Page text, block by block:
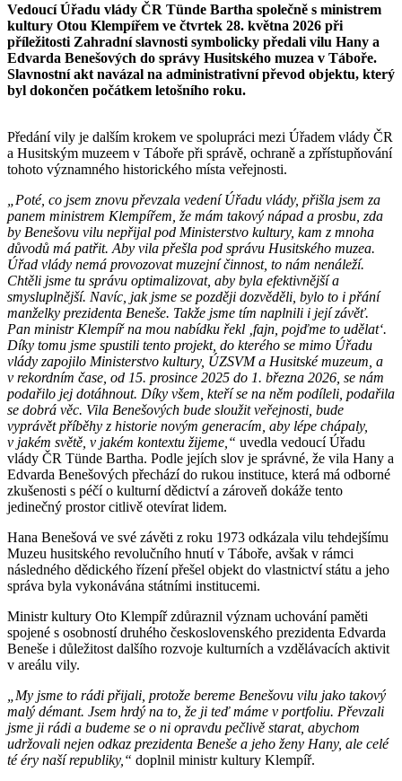
Vedoucí Úřadu vlády ČR Tünde Bartha společně s ministrem
kultury Otou Klempířem ve čtvrtek 28. května 2026 při
příležitosti Zahradní slavnosti symbolicky předali vilu Hany a
Edvarda Benešových do správy Husitského muzea v Táboře.
Slavnostní akt navázal na administrativní převod objektu, který
byl dokončen počátkem letošního roku.
Předání vily je dalším krokem ve spolupráci mezi Úřadem vlády ČR
a Husitským muzeem v Táboře při správě, ochraně a zpřístupňování
tohoto významného historického místa veřejnosti.
„Poté, co jsem znovu převzala vedení Úřadu vlády, přišla jsem za
panem ministrem Klempířem, že mám takový nápad a prosbu, zda
by Benešovu vilu nepřijal pod Ministerstvo kultury, kam z mnoha
důvodů má patřit. Aby vila přešla pod správu Husitského muzea.
Úřad vlády nemá provozovat muzejní činnost, to nám nenáleží.
Chtěli jsme tu správu optimalizovat, aby byla efektivnější a
smysluplnější. Navíc, jak jsme se později dozvěděli, bylo to i přání
manželky prezidenta Beneše. Takže jsme tím naplnili i její závěť.
Pan ministr Klempíř na mou nabídku řekl ‚fajn, pojďme to udělat‘.
Díky tomu jsme spustili tento projekt, do kterého se mimo Úřadu
vlády zapojilo Ministerstvo kultury, ÚZSVM a Husitské muzeum, a
v rekordním čase, od 15. prosince 2025 do 1. března 2026, se nám
podařilo jej dotáhnout. Díky všem, kteří se na něm podíleli, podařila
se dobrá věc. Vila Benešových bude sloužit veřejnosti, bude
vyprávět příběhy z historie novým generacím, aby lépe chápaly,
v jakém světě, v jakém kontextu žijeme,“ uvedla vedoucí Úřadu
vlády ČR Tünde Bartha. Podle jejích slov je správné, že vila Hany a
Edvarda Benešových přechází do rukou instituce, která má odborné
zkušenosti s péčí o kulturní dědictví a zároveň dokáže tento
jedinečný prostor citlivě otevírat lidem.
Hana Benešová ve své závěti z roku 1973 odkázala vilu tehdejšímu
Muzeu husitského revolučního hnutí v Táboře, avšak v rámci
následného dědického řízení přešel objekt do vlastnictví státu a jeho
správa byla vykonávána státními institucemi.
Ministr kultury Oto Klempíř zdůraznil význam uchování paměti
spojené s osobností druhého československého prezidenta Edvarda
Beneše i důležitost dalšího rozvoje kulturních a vzdělávacích aktivit
v areálu vily.
„My jsme to rádi přijali, protože bereme Benešovu vilu jako takový
malý démant. Jsem hrdý na to, že ji teď máme v portfoliu. Převzali
jsme ji rádi a budeme se o ni opravdu pečlivě starat, abychom
udržovali nejen odkaz prezidenta Beneše a jeho ženy Hany, ale celé
té éry naší republiky,“ doplnil ministr kultury Klempíř.